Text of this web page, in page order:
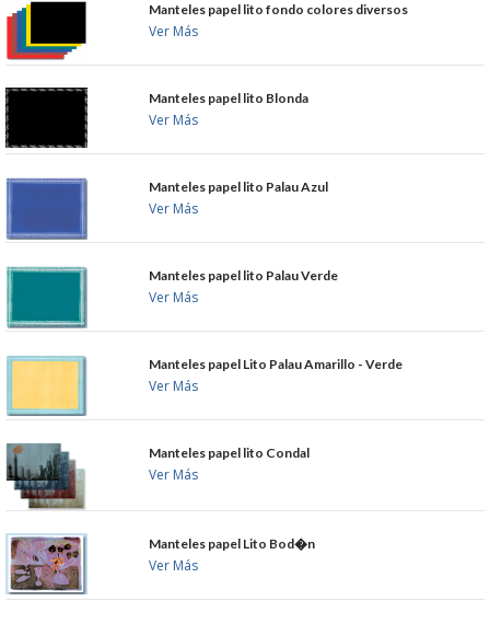
GASTOS DE ENVIO
FORMA DE PAGO
CONDICIONES DE COMPRA
GARANTIAS Y
DEVOLUCIONES
AVISO LEGAL
NOTICIAS
BLOG
CERRAR
Manteles papel lito fondo colores diversos
Ver Más
Manteles papel lito Blonda
Ver Más
Manteles papel lito Palau Azul
Ver Más
Manteles papel lito Palau Verde
Ver Más
Manteles papel Lito Palau Amarillo - Verde
Ver Más
Manteles papel lito Condal
Ver Más
Manteles papel Lito Bod�n
Ver Más